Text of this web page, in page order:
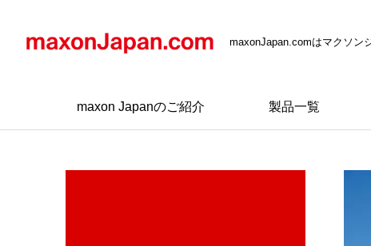
maxonJapan.comはマクソン
maxon Japanのご紹介 製品一覧